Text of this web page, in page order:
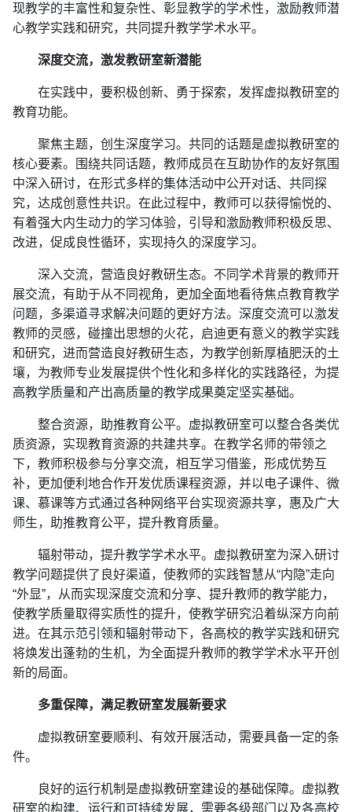
现教学的丰富性和复杂性、彰显教学的学术性，激励教师潜
心教学实践和研究，共同提升教学学术水平。
深度交流，激发教研室新潜能
在实践中，要积极创新、勇于探索，发挥虚拟教研室的
教育功能。
聚焦主题，创生深度学习。共同的话题是虚拟教研室的
核心要素。围绕共同话题，教师成员在互助协作的友好氛围
中深入研讨，在形式多样的集体活动中公开对话、共同探
究，达成创意性共识。在此过程中，教师可以获得愉悦的、
有着强大内生动力的学习体验，引导和激励教师积极反思、
改进，促成良性循环，实现持久的深度学习。
深入交流，营造良好教研生态。不同学术背景的教师开
展交流，有助于从不同视角，更加全面地看待焦点教育教学
问题，多渠道寻求解决问题的更好方法。深度交流可以激发
教师的灵感，碰撞出思想的火花，启迪更有意义的教学实践
和研究，进而营造良好教研生态，为教学创新厚植肥沃的土
壤，为教师专业发展提供个性化和多样化的实践路径，为提
高教学质量和产出高质量的教学成果奠定坚实基础。
整合资源，助推教育公平。虚拟教研室可以整合各类优
质资源，实现教育资源的共建共享。在教学名师的带领之
下，教师积极参与分享交流，相互学习借鉴，形成优势互
补，更加便利地合作开发优质课程资源，并以电子课件、微
课、慕课等方式通过各种网络平台实现资源共享，惠及广大
师生，助推教育公平，提升教育质量。
辐射带动，提升教学学术水平。虚拟教研室为深入研讨
教学问题提供了良好渠道，使教师的实践智慧从“内隐”走向
“外显”，从而实现深度交流和分享、提升教师的教学能力，
使教学质量取得实质性的提升，使教学研究沿着纵深方向前
进。在其示范引领和辐射带动下，各高校的教学实践和研究
将焕发出蓬勃的生机，为全面提升教师的教学学术水平开创
新的局面。
多重保障，满足教研室发展新要求
虚拟教研室要顺利、有效开展活动，需要具备一定的条
件。
良好的运行机制是虚拟教研室建设的基础保障。虚拟教
研室的构建、运行和可持续发展，需要各级部门以及各高校